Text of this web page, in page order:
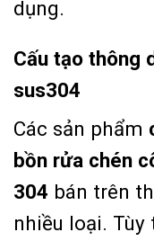
dụng.
Cấu tạo thông
sus304
Các sản phẩm
bồn rửa chén
304 bán trên
nhiều loại. Tùy